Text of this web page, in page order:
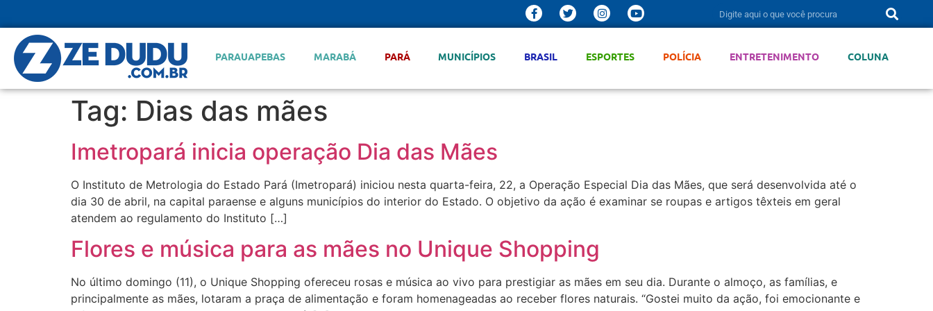
PARAUAPEBAS MARABÁ PARÁ MUNICÍPIOS BRASIL ESPORTES POLÍCIA ENTRETENIMENTO COLUNA
Tag: Dias das mães
Imetropará inicia operação Dia das Mães
O Instituto de Metrologia do Estado Pará (Imetropará) iniciou nesta quarta-feira, 22, a Operação Especial Dia das Mães, que será desenvolvida até o
dia 30 de abril, na capital paraense e alguns municípios do interior do Estado. O objetivo da ação é examinar se roupas e artigos têxteis em geral
atendem ao regulamento do Instituto […]
Flores e música para as mães no Unique Shopping
No último domingo (11), o Unique Shopping ofereceu rosas e música ao vivo para prestigiar as mães em seu dia. Durante o almoço, as famílias, e
principalmente as mães, lotaram a praça de alimentação e foram homenageadas ao receber flores naturais. “Gostei muito da ação, foi emocionante e